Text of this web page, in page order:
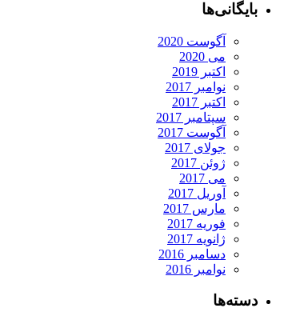
بایگانی‌ها
آگوست 2020
می 2020
اکتبر 2019
نوامبر 2017
اکتبر 2017
سپتامبر 2017
آگوست 2017
جولای 2017
ژوئن 2017
می 2017
آوریل 2017
مارس 2017
فوریه 2017
ژانویه 2017
دسامبر 2016
نوامبر 2016
دسته‌ها